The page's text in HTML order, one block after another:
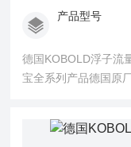
产品型号
德国KOBOLD浮子流
宝全系列产品德国原